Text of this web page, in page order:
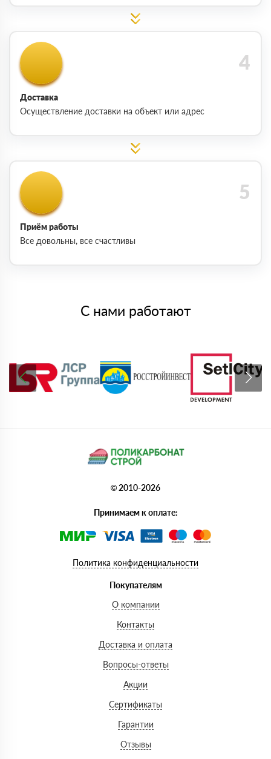
Доставка
Осуществление доставки на объект или адрес
Приём работы
Все довольны, все счастливы
С нами работают
© 2010-2026
Принимаем к оплате:
Политика конфиденциальности
Покупателям
О компании
Контакты
Доставка и оплата
Вопросы-ответы
Акции
Сертификаты
Гарантии
Отзывы